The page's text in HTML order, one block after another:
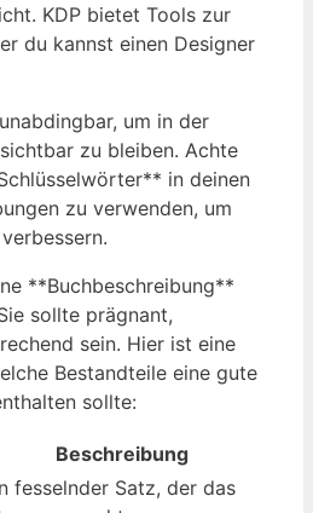
KDP bietet Tools zur
du kannst einen Designer
um in der
zu bleiben. Achte
in deinen
zu verwenden, um
**Buchbeschreibung**
sollte prägnant,
sein. Hier ist eine
Bestandteile eine gute
sollte:
Beschreibung
fesselnder Satz, der das